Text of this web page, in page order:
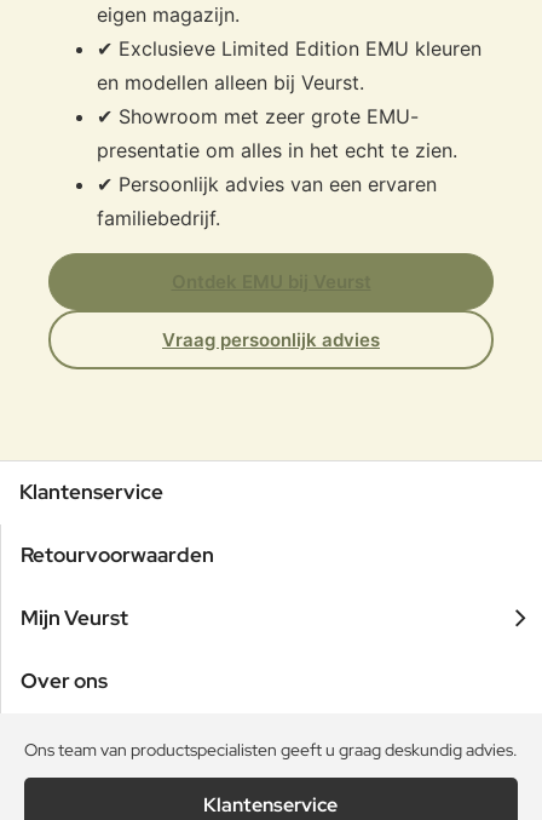
eigen magazijn.
✔ Exclusieve Limited Edition EMU kleuren
en modellen alleen bij Veurst.
✔ Showroom met zeer grote EMU-
presentatie om alles in het echt te zien.
✔ Persoonlijk advies van een ervaren
familiebedrijf.
Vraag persoonlijk advies
Klantenservice
Retourvoorwaarden
Mijn Veurst
Over ons
Ons team van productspecialisten geeft u graag deskundig advies.
Klantenservice